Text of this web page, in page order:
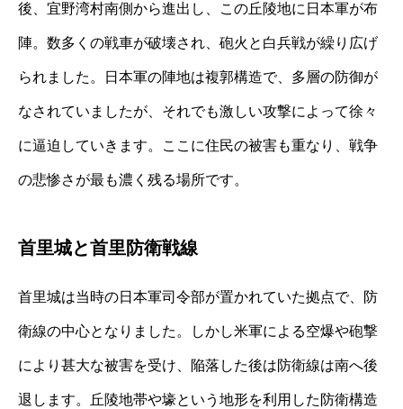
後、宜野湾村南側から進出し、この丘陵地に日本軍が布
陣。数多くの戦車が破壊され、砲火と白兵戦が繰り広げ
られました。日本軍の陣地は複郭構造で、多層の防御が
なされていましたが、それでも激しい攻撃によって徐々
に逼迫していきます。ここに住民の被害も重なり、戦争
の悲惨さが最も濃く残る場所です。
首里城と首里防衛戦線
首里城は当時の日本軍司令部が置かれていた拠点で、防
衛線の中心となりました。しかし米軍による空爆や砲撃
により甚大な被害を受け、陥落した後は防衛線は南へ後
退します。丘陵地帯や壕という地形を利用した防衛構造